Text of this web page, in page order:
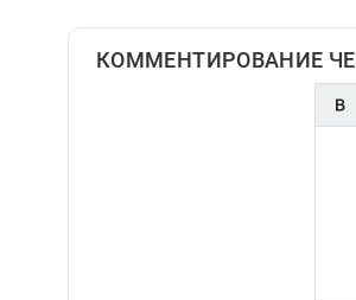
КОММЕНТИРОВАНИЕ